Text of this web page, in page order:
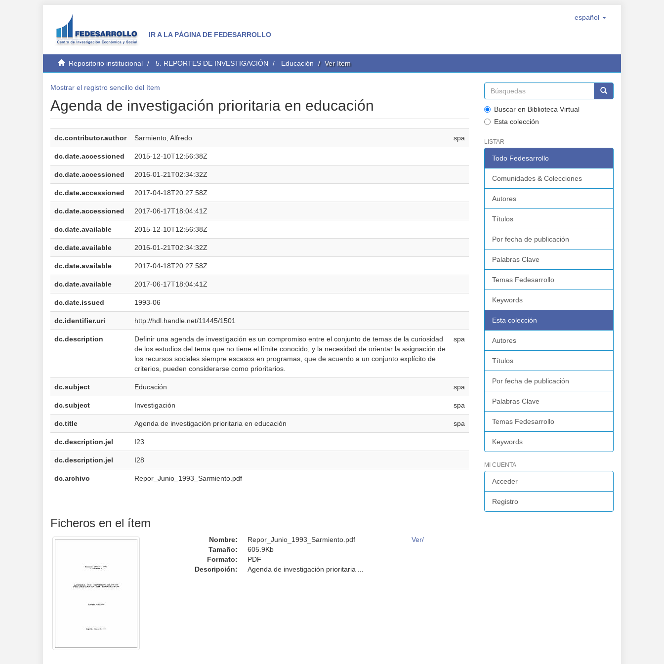
IR A LA PÁGINA DE FEDESARROLLO
español
Repositorio institucional 5. REPORTES DE INVESTIGACIÓN Educación Ver ítem
Mostrar el registro sencillo del ítem
Agenda de investigación prioritaria en educación
dc.contributor.author Sarmiento, Alfredo spa
dc.date.accessioned 2015-12-10T12:56:38Z
dc.date.accessioned 2016-01-21T02:34:32Z
dc.date.accessioned 2017-04-18T20:27:58Z
dc.date.accessioned 2017-06-17T18:04:41Z
dc.date.available 2015-12-10T12:56:38Z
dc.date.available 2016-01-21T02:34:32Z
dc.date.available 2017-04-18T20:27:58Z
dc.date.available 2017-06-17T18:04:41Z
dc.date.issued 1993-06
dc.identifier.uri http://hdl.handle.net/11445/1501
dc.description
Definir una agenda de investigación es un compromiso entre el conjunto de temas de la curiosidad
de los estudios del tema que no tiene el límite conocido, y la necesidad de orientar la asignación de
los recursos sociales siempre escasos en programas, que de acuerdo a un conjunto explícito de
criterios, pueden considerarse como prioritarios.
spa
dc.subject Educación spa
dc.subject Investigación spa
dc.title Agenda de investigación prioritaria en educación spa
dc.description.jel I23
dc.description.jel I28
dc.archivo Repor_Junio_1993_Sarmiento.pdf
Ficheros en el ítem
Nombre:
Repor_Junio_1993_Sarmiento.pdf
Tamaño:
605.9Kb
Formato:
PDF
Descripción:
Agenda de investigación prioritaria ...
Ver/
Buscar en Biblioteca Virtual
Esta colección
LISTAR
Todo Fedesarrollo
Comunidades & Colecciones
Autores
Títulos
Por fecha de publicación
Palabras Clave
Temas Fedesarrollo
Keywords
Esta colección
Autores
Títulos
Por fecha de publicación
Palabras Clave
Temas Fedesarrollo
Keywords
MI CUENTA
Acceder
Registro